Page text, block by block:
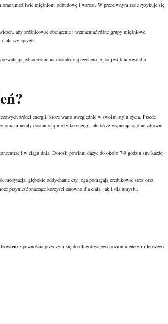
oraz umożliwić mięśniom odbudowę i wzrost. W przeciwnym razie ryzykuje się
aby zróżnicować obciążenie i wzmacniać różne grupy mięśniowe.
czy sprzętu.
jednocześnie na dostateczną regenerację, co jest kluczowe dla
źródeł energii, które warto uwzględnić w swoim stylu życia. Przede
minerały dostarczają nie tylko energii, ale także wspierają ogólne zdrowie
w ciągu dnia. Dorośli powinni dążyć do około 7-9 godzin snu każdej
głębokie oddychanie czy joga pomagają zredukować stres oraz
przynieść znaczące korzyści zarówno dla ciała, jak i dla umysłu.
z pewnością przyczyni się do długotrwałego poziomu energii i lepszego